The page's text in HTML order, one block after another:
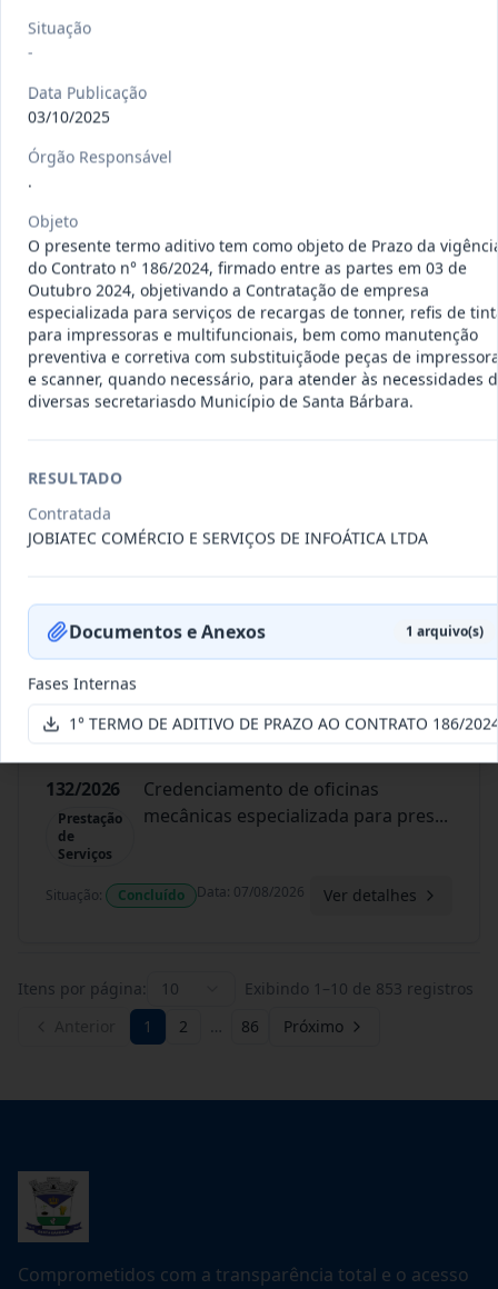
135/2026
Serviços
Credenciamento de oficinas
Situação: Concluído Data:07/08/2026 Ver detalhes
133/2026
Prestação
Credenciamento de oficinas
mecânicas especializada para pres
Situação: Concluído
Prestação
de
Serviços
mecânicas especializada para pres...
Situação: Concluído
132/2026
Prestação
de
Serviços
Credenciamento de oficinas
mecânicas especializada para pres...
Situação: Concluído Data: 07/08/2026 Ver detalhes
Itens por página: 10 Exibindo 1 –10 de 853 registros
1 2 … 86 Próximo
Comprometidos com a transparência total e o acesso
Situação
-
Data Publicação
03/10/2025
Órgão Responsável
.
Objeto
O presente termo aditivo tem como objeto de Prazo da
do Contrato n° 186/2024, firmado entre as partes em 03 de
Outubro 2024, objetivando a Contratação de empresa
especializada para serviços de recargas de tonner, refis de
para impressoras e multifuncionais, bem como manutenção
preventiva e corretiva com substituiçãode peças de
e scanner, quando necessário, para atender às necessidades
diversas secretariasdo Município de Santa Bárbara.
RESULTADO
Contratada
JOBIATEC COMÉRCIO E SERVIÇOS DE INFOÁTICA LTDA
Documentos e Anexos 1 arquivo(s)
Fases Internas
1° TERMO DE ADITIVO DE PRAZO AO CONTRATO 186/